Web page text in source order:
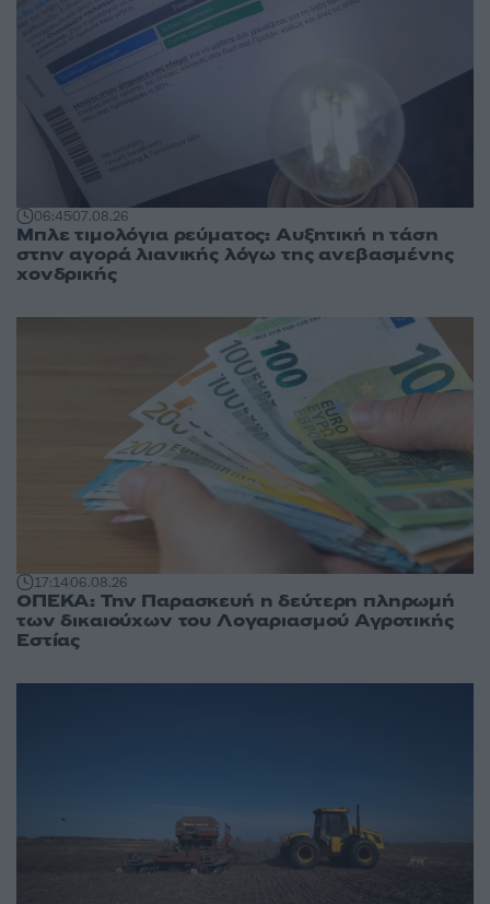
06:4507.08.26
Μπλε τιμολόγια ρεύματος: Αυξητική η τάση
στην αγορά λιανικής λόγω της ανεβασμένης
χονδρικής
17:1406.08.26
ΟΠΕΚΑ: Την Παρασκευή η δεύτερη πληρωμή
των δικαιούχων του Λογαριασμού Αγροτικής
Εστίας